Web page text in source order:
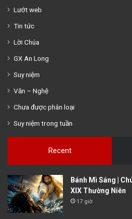
Lướt web
Tin tức
Lời Chúa
GX An Long
Suy niệm
Văn – Nghệ
Chưa được phân loại
Suy niệm trong tuần
Recent
Bánh Mì Sáng |
XIX Thường Niên
17 giờ